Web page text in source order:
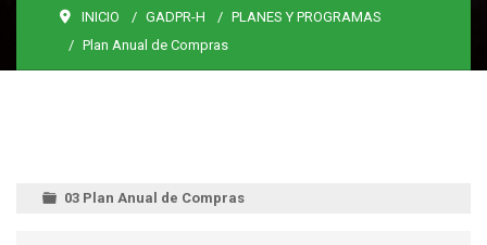
INICIO GADPR-H
PLANES Y PROGRAMAS
Plan Anual de Compras
03 Plan Anual de Compras